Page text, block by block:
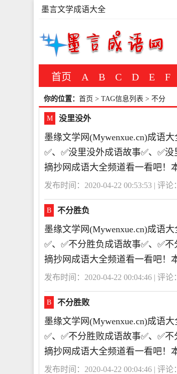
墨言文学成语大全
首页 A B C D E F
你的位置： 首页 > TAG信息列表 > 不分
M 没里没外
墨缘文学网(Mywenxue.cn)成语
✅、✅没里没外成语故事✅、✅
摘抄网成语大全频道看一看吧！
发布时间：2020-04-22 00:53:53 | 评论：
B 不分胜负
墨缘文学网(Mywenxue.cn)成语
✅、✅不分胜负成语故事✅、✅
摘抄网成语大全频道看一看吧！
发布时间：2020-04-22 00:04:46 | 评论：
B 不分胜败
墨缘文学网(Mywenxue.cn)成语
✅、✅不分胜败成语故事✅、✅
摘抄网成语大全频道看一看吧！
发布时间：2020-04-22 00:04:46 | 评论：